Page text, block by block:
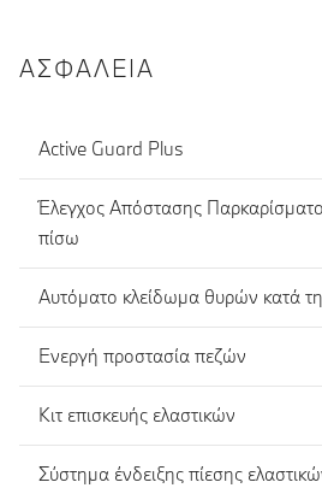
ΑΣΦΆΛΕΙΑ
Active Guard Plus
Έλεγχος Απόστασης
πίσω
Αυτόματο κλείδωμα θυρών κατά
Ενεργή προστασία πεζών
Κιτ επισκευής ελαστικών
Σύστημα ένδειξης πίεσης